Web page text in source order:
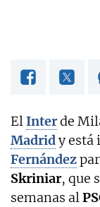
ElInterde
Madridy está
Fernández
Skriniar, que
semanas al